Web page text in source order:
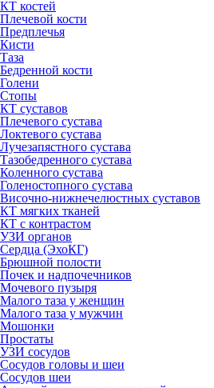
КТ костей
Плечевой кости
Предплечья
Кисти
Таза
Бедренной кости
Голени
Стопы
КТ суставов
Плечевого сустава
Локтевого сустава
Лучезапястного сустава
Тазобедренного сустава
Коленного сустава
Голеностопного сустава
Височно-нижнечелюстных суставов
КТ мягких тканей
КТ с контрастом
УЗИ органов
Сердца (ЭхоКГ)
Брюшной полости
Почек и надпочечников
Мочевого пузыря
Малого таза у женщин
Малого таза у мужчин
Мошонки
Простаты
УЗИ сосудов
Сосудов головы и шеи
Сосудов шеи